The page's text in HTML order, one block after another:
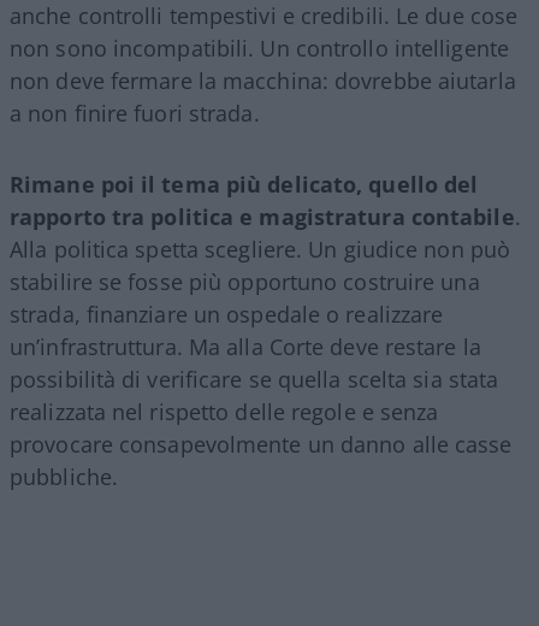
anche controlli tempestivi e credibili. Le due cose
non sono incompatibili. Un controllo intelligente
non deve fermare la macchina: dovrebbe aiutarla
a non finire fuori strada.
Rimane poi il tema più delicato, quello del
rapporto tra politica e magistratura contabile.
Alla politica spetta scegliere. Un giudice non può
stabilire se fosse più opportuno costruire una
strada, finanziare un ospedale o realizzare
un’infrastruttura. Ma alla Corte deve restare la
possibilità di verificare se quella scelta sia stata
realizzata nel rispetto delle regole e senza
provocare consapevolmente un danno alle casse
pubbliche.